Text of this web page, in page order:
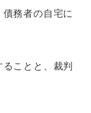
務者の自宅に
ことと、裁判